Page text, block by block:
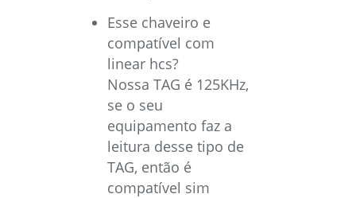
Esse chaveiro e
compatível com
linear hcs?
Nossa TAG é 125KHz,
se o seu
equipamento faz a
leitura desse tipo de
TAG, então é
compatível sim